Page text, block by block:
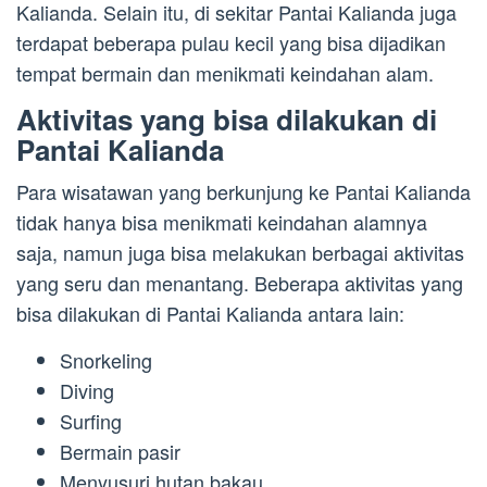
Kalianda. Selain itu, di sekitar Pantai Kalianda juga
terdapat beberapa pulau kecil yang bisa dijadikan
tempat bermain dan menikmati keindahan alam.
Aktivitas yang bisa dilakukan di
Pantai Kalianda
Para wisatawan yang berkunjung ke Pantai Kalianda
tidak hanya bisa menikmati keindahan alamnya
saja, namun juga bisa melakukan berbagai aktivitas
yang seru dan menantang. Beberapa aktivitas yang
bisa dilakukan di Pantai Kalianda antara lain:
Snorkeling
Diving
Surfing
Bermain pasir